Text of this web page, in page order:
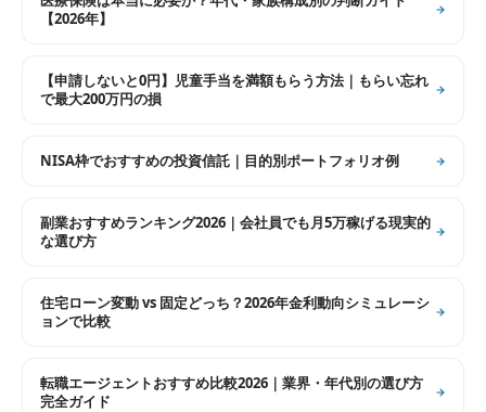
【2026年】
【申請しないと0円】児童手当を満額もらう方法｜もらい忘れ
で最大200万円の損
NISA枠でおすすめの投資信託｜目的別ポートフォリオ例
副業おすすめランキング2026｜会社員でも月5万稼げる現実的
な選び方
住宅ローン変動 vs 固定どっち？2026年金利動向シミュレーシ
ョンで比較
転職エージェントおすすめ比較2026｜業界・年代別の選び方
完全ガイド